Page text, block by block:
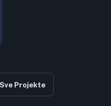
Projekte